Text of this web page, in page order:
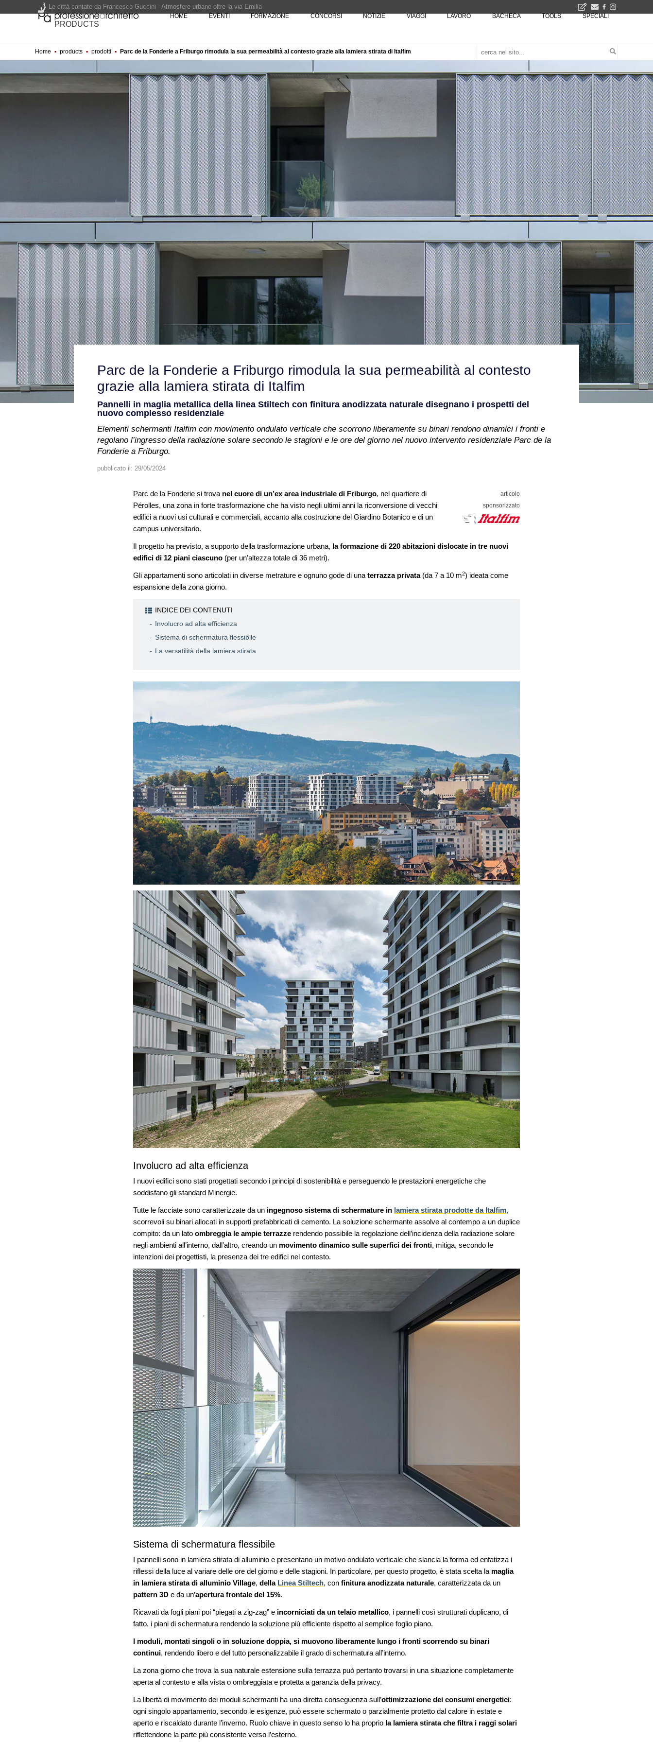
PRODUCTS
HOME EVENTI FORMAZIONE CONCORSI NOTIZIE VIAGGI LAVORO BACHECA TOOLS SPECIALI
Home ▪ products ▪ prodotti ▪ Parc de la Fonderie a Friburgo rimodula la sua permeabilità al contesto grazie alla lamiera stirata di Italfim
Parc de la Fonderie a Friburgo rimodula la sua permeabilità al contesto
grazie alla lamiera stirata di Italfim
Pannelli in maglia metallica della linea Stiltech con finitura anodizzata naturale disegnano i prospetti del
nuovo complesso residenziale
Elementi schermanti Italfim con movimento ondulato verticale che scorrono liberamente su binari rendono dinamici i fronti e
regolano l’ingresso della radiazione solare secondo le stagioni e le ore del giorno nel nuovo intervento residenziale Parc de la
Fonderie a Friburgo.
pubblicato il: 29/05/2024
Parc de la Fonderie si trova nel cuore di un’ex area industriale di Friburgo, nel quartiere di
Pérolles, una zona in forte trasformazione che ha visto negli ultimi anni la riconversione di vecchi
edifici a nuovi usi culturali e commerciali, accanto alla costruzione del Giardino Botanico e di un
campus universitario.
Il progetto ha previsto, a supporto della trasformazione urbana, la formazione di 220 abitazioni dislocate in tre nuovi
edifici di 12 piani ciascuno (per un’altezza totale di 36 metri).
Gli appartamenti sono articolati in diverse metrature e ognuno gode di una terrazza privata(da 7 a 10 m2) ideata come
espansione della zona giorno.
INDICE DEI CONTENUTI
Involucro ad alta efficienza
Sistema di schermatura flessibile
La versatilità della lamiera stirata
Involucro ad alta efficienza
I nuovi edifici sono stati progettati secondo i principi di sostenibilità e perseguendo le prestazioni energetiche che
soddisfano gli standard Minergie.
Tutte le facciate sono caratterizzate da un ingegnoso sistema di schermature in lamiera stirata prodotte da Italfim,
scorrevoli su binari allocati in supporti prefabbricati di cemento. La soluzione schermante assolve al contempo a un duplice
compito: da un lato ombreggia le ampie terrazze rendendo possibile la regolazione dell’incidenza della radiazione solare
negli ambienti all’interno, dall’altro, creando un movimento dinamico sulle superfici dei fronti, mitiga, secondo le
intenzioni dei progettisti, la presenza dei tre edifici nel contesto.
Sistema di schermatura flessibile
I pannelli sono in lamiera stirata di alluminio e presentano un motivo ondulato verticale che slancia la forma ed enfatizza i
riflessi della luce al variare delle ore del giorno e delle stagioni. In particolare, per questo progetto, è stata scelta la maglia
in lamiera stirata di alluminio Village, della Linea Stiltech, con finitura anodizzata naturale, caratterizzata da un
pattern 3D e da un’apertura frontale del 15%.
Ricavati da fogli piani poi “piegati a zig-zag” e incorniciati da un telaio metallico, i pannelli così strutturati duplicano, di
fatto, i piani di schermatura rendendo la soluzione più efficiente rispetto al semplice foglio piano.
I moduli, montati singoli o in soluzione doppia, si muovono liberamente lungo i fronti scorrendo su binari
continui, rendendo libero e del tutto personalizzabile il grado di schermatura all’interno.
La zona giorno che trova la sua naturale estensione sulla terrazza può pertanto trovarsi in una situazione completamente
aperta al contesto e alla vista o ombreggiata e protetta a garanzia della privacy.
La libertà di movimento dei moduli schermanti ha una diretta conseguenza sull’ottimizzazione dei consumi energetici:
ogni singolo appartamento, secondo le esigenze, può essere schermato o parzialmente protetto dal calore in estate e
aperto e riscaldato durante l’inverno. Ruolo chiave in questo senso lo ha proprio la lamiera stirata che filtra i raggi solari
riflettendone la parte più consistente verso l’esterno.
Le città cantate da Francesco Guccini - Atmosfere urbane oltre la via Emilia
Renzo Piano World Tour 2026, ottava edizione in partenza. Rotta verso Ovest - Europa, Stati Uniti e Canada | 22 agosto > 30 settembre 2026
200 manifesti per i 200 anni di Carlo Collodi, creatore di Pinocchio - Call di grafica promossa dal Museo MAGMA per la realizzazione di una mostra